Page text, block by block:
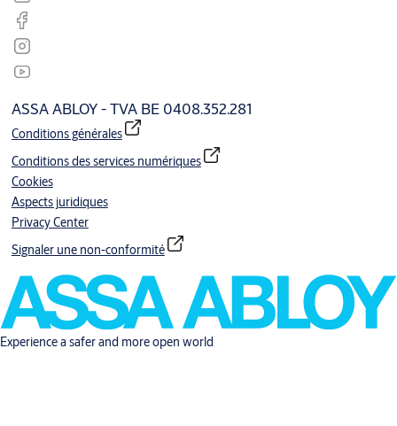
ASSA ABLOY - TVA BE 0408.352.281
Conditions générales
Conditions des services numériques
Cookies
Aspects juridiques
Privacy Center
Signaler une non-conformité
Experience a safer and more open world